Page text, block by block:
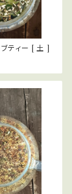
陰陽五行のハーブティー [ 土 ]